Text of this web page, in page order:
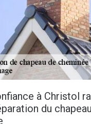
à Christol
du